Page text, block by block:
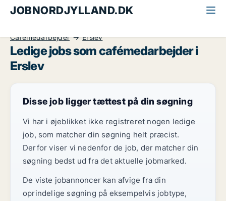
JOBNORDJYLLAND.DK
Cafémedarbejder
Erslev
Ledige jobs som cafémedarbejder i
Erslev
Disse job ligger tættest på din søgning
Vi har i øjeblikket ikke registreret nogen ledige
job, som matcher din søgning helt præcist.
Derfor viser vi nedenfor de job, der matcher din
søgning bedst ud fra det aktuelle jobmarked.
De viste jobannoncer kan afvige fra din
oprindelige søgning på eksempelvis jobtype,